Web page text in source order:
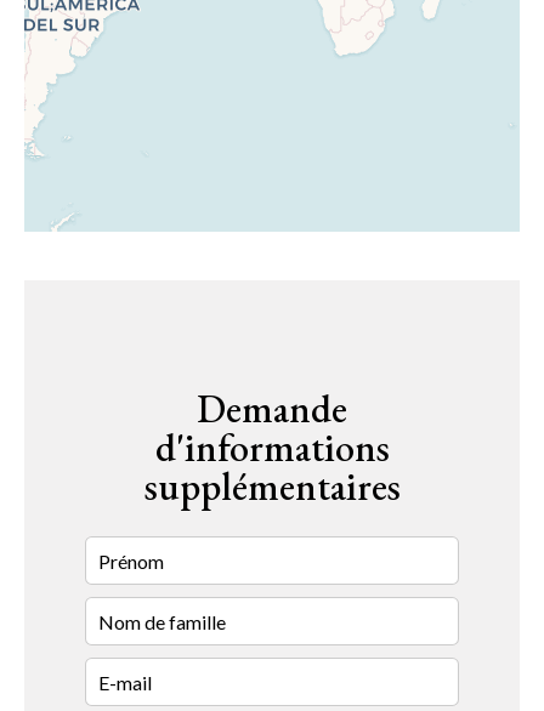
Demande
d'informations
supplémentaires